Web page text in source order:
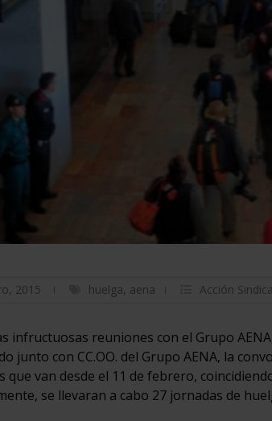
2015 huelga, aena Acción
infructuosas reuniones con el Grupo
junto con CC.OO. del Grupo AENA, la
que van desde el 11 de febrero,
se llevaran a cabo 27 jornadas de